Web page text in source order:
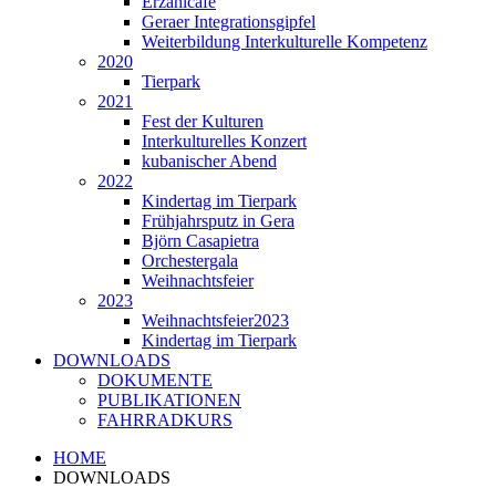
Geraer Integrationsgipfel
Weiterbildung Interkulturelle Kompetenz
2020
Tierpark
2021
Fest der Kulturen
Interkulturelles Konzert
kubanischer Abend
2022
Kindertag im Tierpark
Frühjahrsputz in Gera
Björn Casapietra
Orchestergala
Weihnachtsfeier
2023
Weihnachtsfeier2023
Kindertag im Tierpark
DOWNLOADS
DOKUMENTE
PUBLIKATIONEN
FAHRRADKURS
HOME
DOWNLOADS